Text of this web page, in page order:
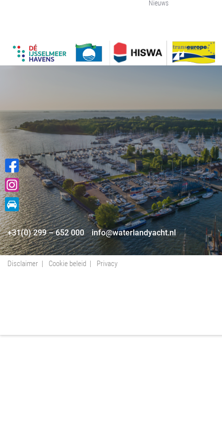
Nieuws
+31(0) 299 – 652 000 info@waterlandyacht.nl
Disclaimer Cookie beleid Privacy